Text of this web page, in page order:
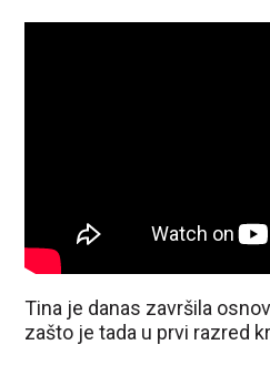
Tina je danas završila
zašto je tada u prvi razred